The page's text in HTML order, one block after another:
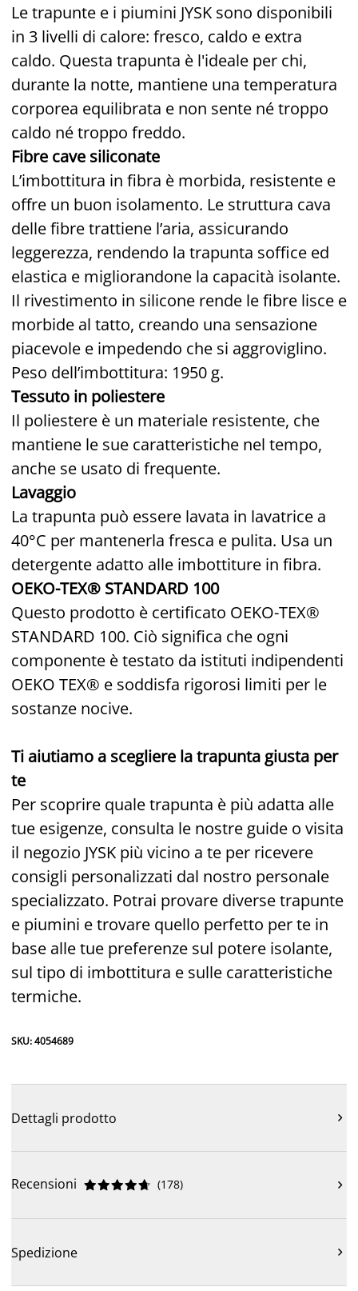
Le trapunte e i piumini JYSK sono disponibili
in 3 livelli di calore: fresco, caldo e extra
caldo. Questa trapunta è l'ideale per chi,
durante la notte, mantiene una temperatura
corporea equilibrata e non sente né troppo
caldo né troppo freddo.
Fibre cave siliconate
L’imbottitura in fibra è morbida, resistente e
offre un buon isolamento. Le struttura cava
delle fibre trattiene l’aria, assicurando
leggerezza, rendendo la trapunta soffice ed
elastica e migliorandone la capacità isolante.
Il rivestimento in silicone rende le fibre lisce e
morbide al tatto, creando una sensazione
piacevole e impedendo che si aggroviglino.
Peso dell’imbottitura: 1950 g.
Tessuto in poliestere
Il poliestere è un materiale resistente, che
mantiene le sue caratteristiche nel tempo,
anche se usato di frequente.
Lavaggio
La trapunta può essere lavata in lavatrice a
40°C per mantenerla fresca e pulita. Usa un
detergente adatto alle imbottiture in fibra.
OEKO-TEX® STANDARD 100
Questo prodotto è certificato OEKO-TEX®
STANDARD 100. Ciò significa che ogni
componente è testato da istituti indipendenti
OEKO TEX® e soddisfa rigorosi limiti per le
sostanze nocive.
Ti aiutiamo a scegliere la trapunta giusta per
te
Per scoprire quale trapunta è più adatta alle
tue esigenze, consulta le nostre guide o visita
il negozio JYSK più vicino a te per ricevere
consigli personalizzati dal nostro personale
specializzato. Potrai provare diverse trapunte
e piumini e trovare quello perfetto per te in
base alle tue preferenze sul potere isolante,
sul tipo di imbottitura e sulle caratteristiche
termiche.
SKU: 4054689
Dettagli prodotto 
Recensioni 




 (178) 
Spedizione 